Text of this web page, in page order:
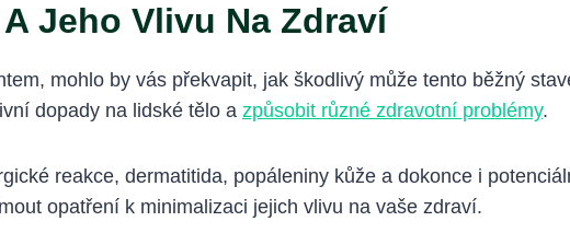
Jeho Vlivu Na Zdraví
mohlo by vás překvapit, jak škodlivý může tento běžný
dopady na lidské tělo a způsobit různé zdravotní problémy.
reakce, dermatitida, popáleniny kůže a dokonce i
opatření k minimalizaci jejich vlivu na vaše zdraví.